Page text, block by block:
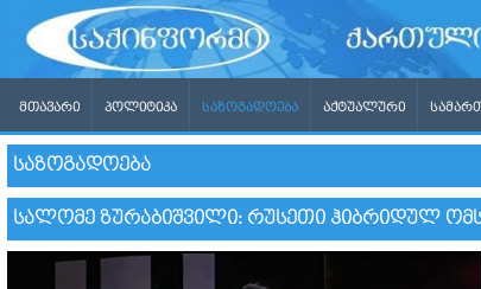
ᲛᲗᲐᲕᲐᲠᲘ ᲞᲝᲚᲘᲢᲘᲙᲐ ᲡᲐᲖᲝᲒᲐᲓᲝᲔᲑᲐ ᲐᲥᲢᲣᲐᲚᲣᲠᲘ
ᲡᲐᲖᲝᲒᲐᲓᲝᲔᲑᲐ
ᲡᲐᲚᲝᲛᲔ ᲖᲣᲠᲐᲑᲘᲨᲕᲘᲚᲘ: ᲠᲣᲡᲔᲗᲘ ᲰᲘᲑᲠᲘᲓᲣᲚ